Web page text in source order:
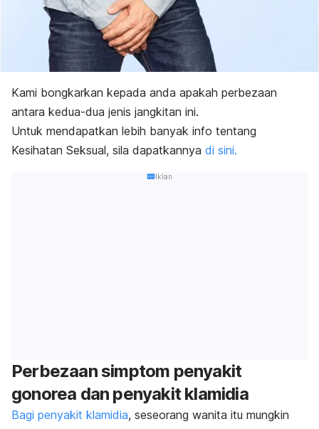
Kami bongkarkan kepada anda apakah perbezaan
antara kedua-dua jenis jangkitan ini.
Untuk mendapatkan lebih banyak info tentang
Kesihatan Seksual, sila dapatkannya di sini.
Iklan
Perbezaan simptom penyakit
gonorea dan penyakit klamidia
Bagi penyakit klamidia, seseorang wanita itu mungkin